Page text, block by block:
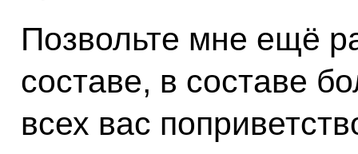
Позвольте мне ещё
составе, в составе
всех вас